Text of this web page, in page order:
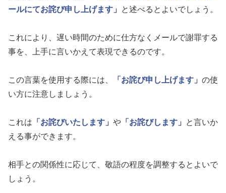
ールにてお詫び申し上げます」
と述べるとよいでしょう。
これにより、遅い時間のために仕方なくメールで謝罪する
事を、上手に言いかえて表現できるのです。
この言葉を使用する際には、 「お詫び申し上げます」 の使
い方に注意しましょう。
これは 「お詫びいたします」 や 「お詫びします」
と言いか
える事ができます。
相手との関係性に応じて、敬語の程度を調整するとよいで
しょう。